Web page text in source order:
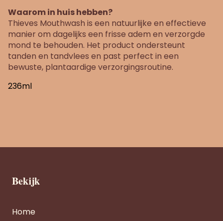
Waarom in huis hebben?
Thieves Mouthwash is een natuurlijke en effectieve
manier om dagelijks een frisse adem en verzorgde
mond te behouden. Het product ondersteunt
tanden en tandvlees en past perfect in een
bewuste, plantaardige verzorgingsroutine.
236ml
Bekijk
Home